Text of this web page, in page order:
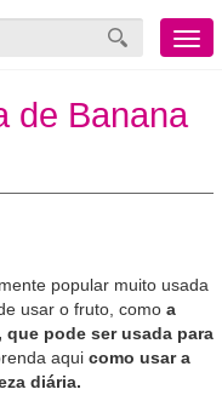
Menu
mobile
de Banana
popular muito usada
usar o fruto, como a
que pode ser usada para
aqui como usar a
diária.